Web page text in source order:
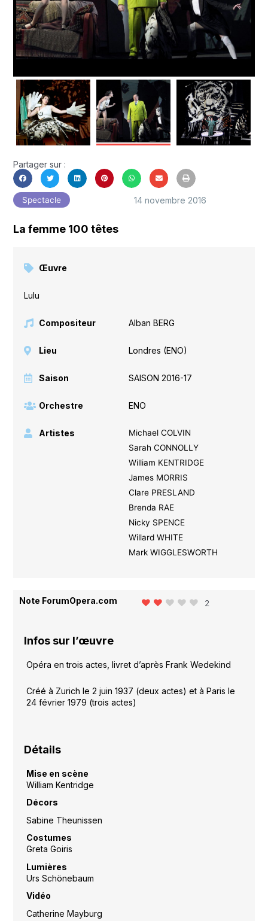
Partager sur :
Spectacle 14 novembre 2016
La femme 100 têtes
Œuvre
Lulu
Compositeur Alban BERG
Lieu Londres (ENO)
Saison SAISON 2016-17
Orchestre ENO
Artistes
Michael COLVIN
Sarah CONNOLLY
William KENTRIDGE
James MORRIS
Clare PRESLAND
Brenda RAE
Nicky SPENCE
Willard WHITE
Mark WIGGLESWORTH
Note ForumOpera.com 2
Infos sur l’œuvre
Opéra en trois actes, livret d’après Frank Wedekind
Créé à Zurich le 2 juin 1937 (deux actes) et à Paris le
24 février 1979 (trois actes)
Détails
Mise en scène
William Kentridge
Décors
Sabine Theunissen
Costumes
Greta Goiris
Lumières
Urs Schönebaum
Vidéo
Catherine Mayburg